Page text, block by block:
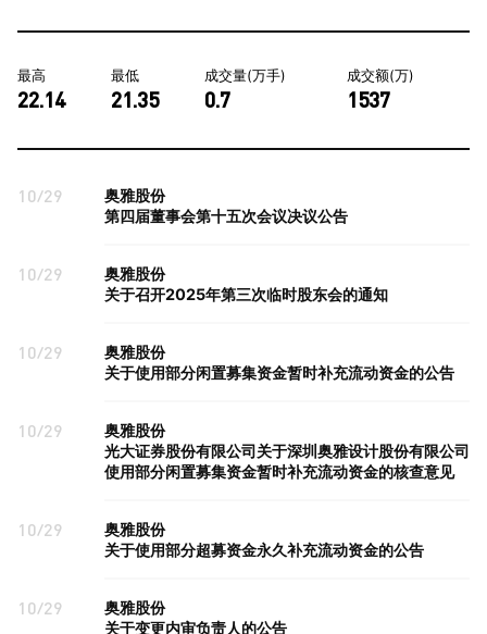
最高 最低 成交量(万手) 成交额(万)
22.14 21.35 0.7 1537
10/29
奥雅股份
第四届董事会第十五次会议决议公告
10/29
奥雅股份
关于召开2025年第三次临时股东会的通知
10/29
奥雅股份
关于使用部分闲置募集资金暂时补充流动资金的公告
10/29
奥雅股份
光大证券股份有限公司关于深圳奥雅设计股份有限公司
使用部分闲置募集资金暂时补充流动资金的核查意见
10/29
奥雅股份
关于使用部分超募资金永久补充流动资金的公告
10/29
奥雅股份
关于变更内审负责人的公告